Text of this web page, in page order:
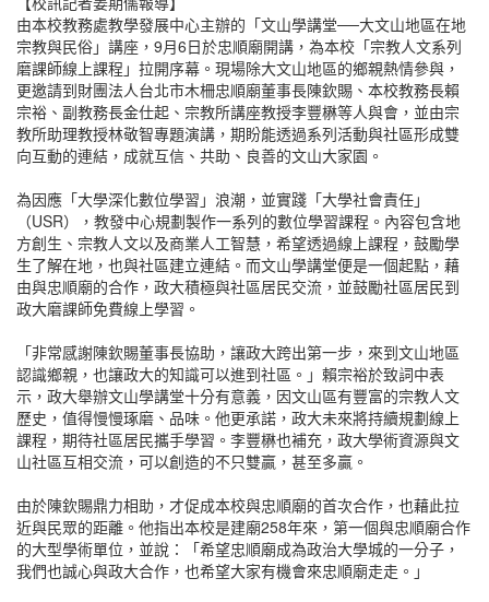
由本校教務處教學發展中心主辦的「文山學講堂──大文山地區在地
宗教與民俗」講座，9月6日於忠順廟開講，為本校「宗教人文系列
磨課師線上課程」拉開序幕。現場除大文山地區的鄉親熱情參與，
更邀請到財團法人台北市木柵忠順廟董事長陳欽賜、本校教務長賴
宗裕、副教務長金仕起、宗教所講座教授李豐楙等人與會，並由宗
教所助理教授林敬智專題演講，期盼能透過系列活動與社區形成雙
向互動的連結，成就互信、共助、良善的文山大家園。
為因應「大學深化數位學習」浪潮，並實踐「大學社會責任」
（USR），教發中心規劃製作一系列的數位學習課程。內容包含地
方創生、宗教人文以及商業人工智慧，希望透過線上課程，鼓勵學
生了解在地，也與社區建立連結。而文山學講堂便是一個起點，藉
由與忠順廟的合作，政大積極與社區居民交流，並鼓勵社區居民到
政大磨課師免費線上學習。
「非常感謝陳欽賜董事長協助，讓政大跨出第一步，來到文山地區
認識鄉親，也讓政大的知識可以進到社區。」賴宗裕於致詞中表
示，政大舉辦文山學講堂十分有意義，因文山區有豐富的宗教人文
歷史，值得慢慢琢磨、品味。他更承諾，政大未來將持續規劃線上
課程，期待社區居民攜手學習。李豐楙也補充，政大學術資源與文
山社區互相交流，可以創造的不只雙贏，甚至多贏。
由於陳欽賜鼎力相助，才促成本校與忠順廟的首次合作，也藉此拉
近與民眾的距離。他指出本校是建廟258年來，第一個與忠順廟合作
的大型學術單位，並說：「希望忠順廟成為政治大學城的一分子，
我們也誠心與政大合作，也希望大家有機會來忠順廟走走。」